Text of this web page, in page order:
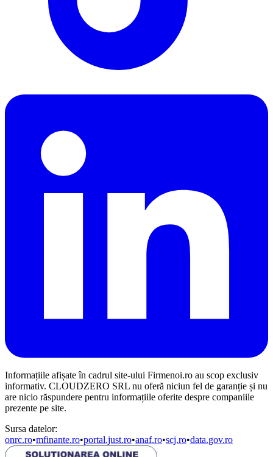
Informațiile afișate în cadrul site-ului Firmenoi.ro au scop exclusiv
informativ. CLOUDZERO SRL nu oferă niciun fel de garanție și nu
are nicio răspundere pentru informațiile oferite despre companiile
prezente pe site.
Sursa datelor:
onrc.ro•mfinante.ro•portal.just.ro•anaf.ro•scj.ro•data.gov.ro